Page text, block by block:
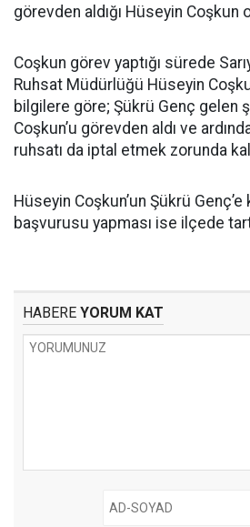
görevden aldığı Hüseyin Coşkun
Coşkun görev yaptığı sürede
Ruhsat Müdürlüğü Hüseyin
bilgilere göre; Şükrü Genç gelen
Coşkun’u görevden aldı ve
ruhsatı da iptal etmek zorunda
Hüseyin Coşkun’un Şükrü Genç’e
başvurusu yapması ise ilçede
HABERE YORUM KAT